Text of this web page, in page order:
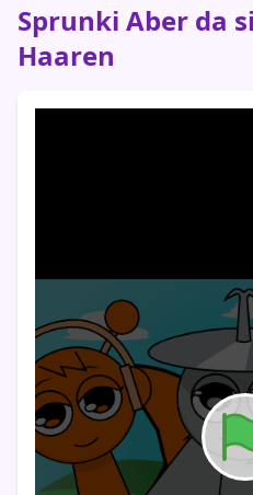
Sprunki Aber da
Haaren